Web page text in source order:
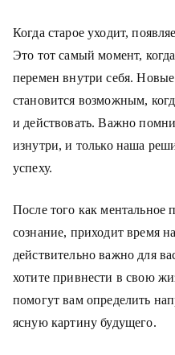
Когда старое уходит,
Это тот самый момент,
перемен внутри себя.
становится возможным,
и действовать. Важно
изнутри, и только наша
успеху.
После того как ментальное
сознание, приходит время
действительно важно для
хотите привнести в свою
помогут вам определить
ясную картину будущего.